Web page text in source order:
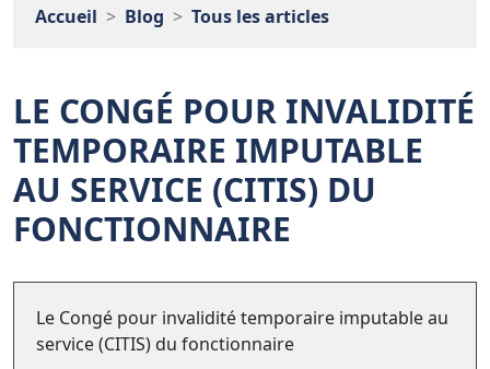
Accueil Blog Tous les articles
LE CONGÉ POUR INVALIDITÉ
TEMPORAIRE IMPUTABLE
AU SERVICE (CITIS) DU
FONCTIONNAIRE
Le Congé pour invalidité temporaire imputable au
service (CITIS) du fonctionnaire